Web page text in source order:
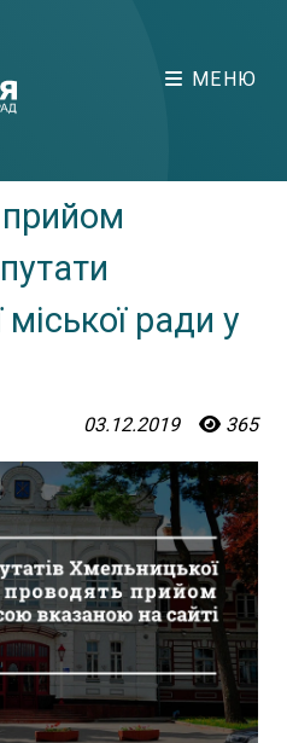
МЕНЮ
ради у
03.12.2019 365